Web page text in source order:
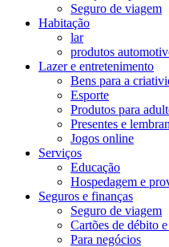
Seguro de viagem
Habitação
lar
produtos
Lazer e entretenimento
Bens para a
Esporte
Produtos para
Presentes e
Jogos online
Serviços
Educação
Hospedagem e
Seguros e finanças
Seguro de viagem
Cartões de débito
Para negócios